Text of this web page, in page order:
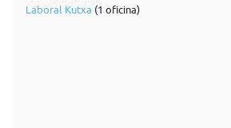
Laboral Kutxa (1 oficina)